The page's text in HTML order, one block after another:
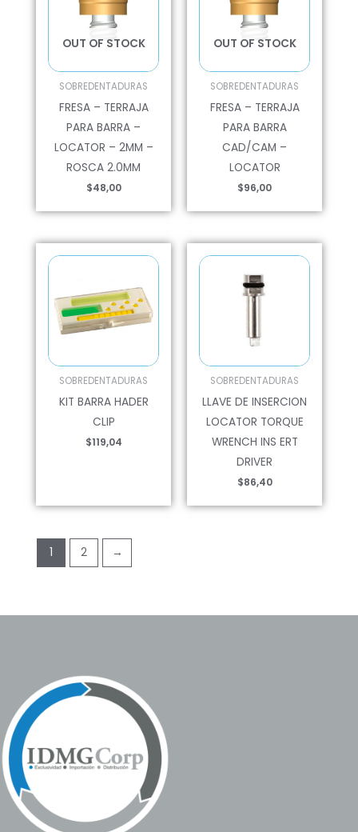
OUT OF STOCK
SOBREDENTADURAS
FRESA – TERRAJA
PARA BARRA –
LOCATOR – 2MM –
ROSCA 2.0MM
$48,00
OUT OF STOCK
SOBREDENTADURAS
FRESA – TERRAJA
PARA BARRA
CAD/CAM –
LOCATOR
$96,00
SOBREDENTADURAS
KIT BARRA HADER
CLIP
$119,04
SOBREDENTADURAS
LLAVE DE INSERCION
LOCATOR TORQUE
WRENCH INS ERT
DRIVER
$86,40
1 2 →